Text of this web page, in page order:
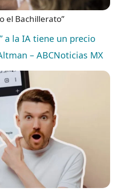
el Bachillerato”
a la IA tiene un precio
– ABCNoticias MX